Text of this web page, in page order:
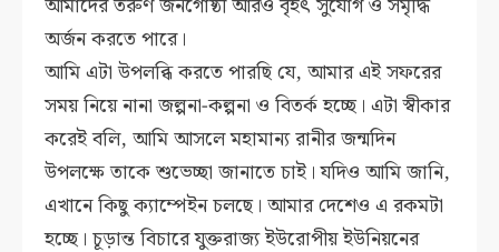
অর্জন করতে পারে।
আমি এটা উপলব্ধি করতে পারছি যে, আমার এই সফরের
সময় নিয়ে নানা জল্পনা-কল্পনা ও বিতর্ক হচ্ছে। এটা স্বীকার
করেই বলি, আমি আসলে মহামান্য রানীর জন্মদিন
উপলক্ষে তাকে শুভেচ্ছা জানাতে চাই। যদিও আমি জানি,
এখানে কিছু ক্যাম্পেইন চলছে। আমার দেশেও এ রকমটা
হচ্ছে। চূড়ান্ত বিচারে যুক্তরাজ্য ইউরোপীয় ইউনিয়নের